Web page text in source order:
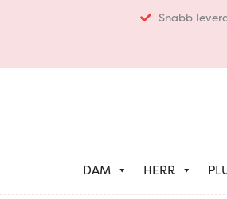
Snabb
DAM HERR